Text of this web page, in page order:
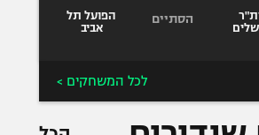
הסתיים
הפועל תל
אביב
לכל המשחקים >